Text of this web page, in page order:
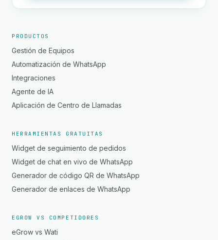
PRODUCTOS
Gestión de Equipos
Automatización de WhatsApp
Integraciones
Agente de IA
Aplicación de Centro de Llamadas
HERRAMIENTAS GRATUITAS
Widget de seguimiento de pedidos
Widget de chat en vivo de WhatsApp
Generador de código QR de WhatsApp
Generador de enlaces de WhatsApp
EGROW VS COMPETIDORES
eGrow vs Wati